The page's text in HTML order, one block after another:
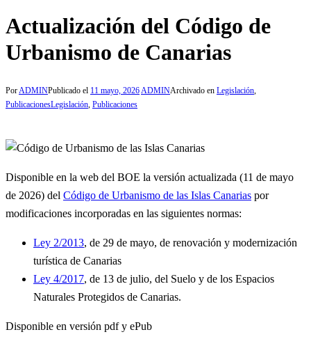
Actualización del Código de
Urbanismo de Canarias
PorADMINPublicado el 11 mayo, 2026ADMINArchivado en Legislación,
PublicacionesLegislación, Publicaciones
Disponible en la web del BOE la versión actualizada (11 de mayo
de 2026) del Código de Urbanismo de las Islas Canarias por
modificaciones incorporadas en las siguientes normas:
Ley 2/2013, de 29 de mayo, de renovación y modernización
turística de Canarias
Ley 4/2017, de 13 de julio, del Suelo y de los Espacios
Naturales Protegidos de Canarias.
Disponible en versión pdf y ePub